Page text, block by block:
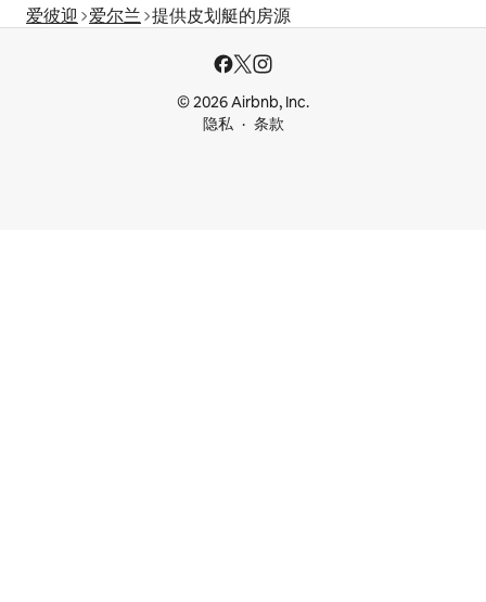
爱彼迎 爱尔兰 提供皮划艇的房源
© 2026 Airbnb, Inc.
隐私
条款